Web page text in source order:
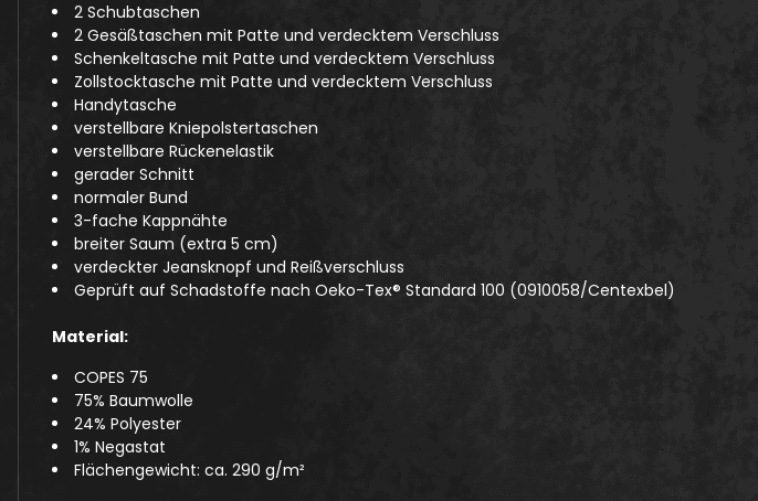
2 Schubtaschen
2 Gesäßtaschen mit Patte und verdecktem Verschluss
Schenkeltasche mit Patte und verdecktem Verschluss
Zollstocktasche mit Patte und verdecktem Verschluss
Handytasche
verstellbare Kniepolstertaschen
verstellbare Rückenelastik
gerader Schnitt
normaler Bund
3-fache Kappnähte
breiter Saum (extra 5 cm)
verdeckter Jeansknopf und Reißverschluss
Geprüft auf Schadstoffe nach Oeko-Tex® Standard 100 (0910058/Centexbel)
Material:
COPES 75
75% Baumwolle
24% Polyester
1% Negastat
Flächengewicht: ca. 290 g/m²